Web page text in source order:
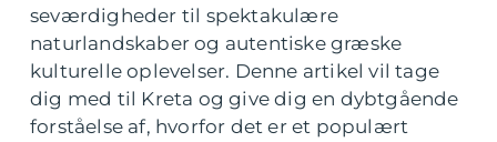
seværdigheder til spektakulære
naturlandskaber og autentiske græske
kulturelle oplevelser. Denne artikel vil tage
dig med til Kreta og give dig en dybtgående
forståelse af, hvorfor det er et populært